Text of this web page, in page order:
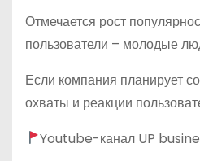
Отмечается рост
пользователи – молодые
Если компания планирует
охваты и реакции
Youtube-канал UP